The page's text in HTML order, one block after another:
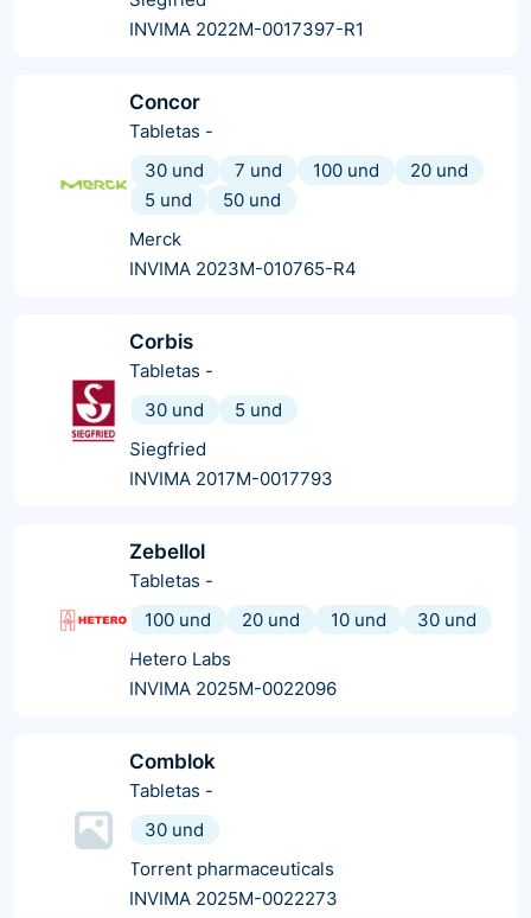
INVIMA 2022M-0017397-R1
Concor
Tabletas -
30 und
7 und 100 und
20 und
5 und
50 und
Merck
INVIMA 2023M-010765-R4
Corbis
Tabletas -
30 und
5 und
Siegfried
INVIMA 2017M-0017793
Zebellol
Tabletas -
100 und
20 und 10 und
30 und
Hetero Labs
INVIMA 2025M-0022096
Comblok
Tabletas -
30 und
Torrent pharmaceuticals
INVIMA 2025M-0022273